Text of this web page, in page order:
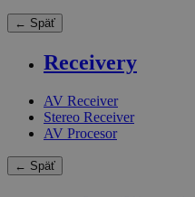
← Späť
Receivery
AV Receiver
Stereo Receiver
AV Procesor
← Späť